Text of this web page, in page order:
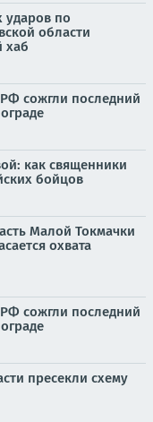
ударов по
области
хаб
сожгли последний
как священники
бойцов
Малой Токмачки
охвата
сожгли последний
пресекли схему